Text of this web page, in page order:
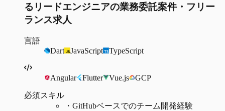
るリードエンジニアの業務委託案件・フリー
ランス求人
言語
Dart
JavaScript TypeScript
Angular Flutter Vue.js GCP
必須スキル
・ GitHubベースでのチーム開発経験